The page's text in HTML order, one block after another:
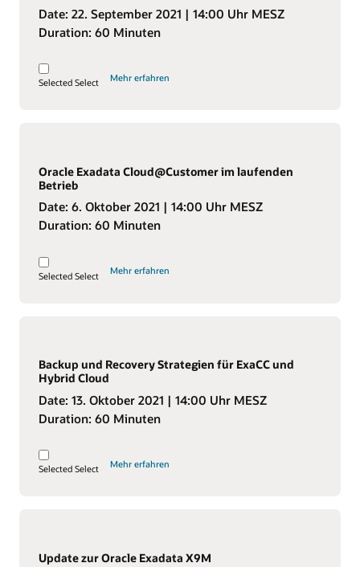
Date: 22. September 2021 | 14:00 Uhr MESZ
Duration: 60 Minuten
Selected Select Mehr erfahren
Oracle Exadata Cloud@Customer im laufenden
Betrieb
Date: 6. Oktober 2021 | 14:00 Uhr MESZ
Duration: 60 Minuten
Selected Select Mehr erfahren
Backup und Recovery Strategien für ExaCC und
Hybrid Cloud
Date: 13. Oktober 2021 | 14:00 Uhr MESZ
Duration: 60 Minuten
Selected Select Mehr erfahren
Update zur Oracle Exadata X9M